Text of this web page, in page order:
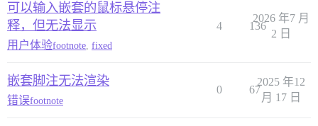
可以输入嵌套的鼠标悬停注
释，但无法显示
用户体验footnote fixed
4 136
2026 年7 月
2 日
嵌套脚注无法渲染
错误footnote
0 67
2025 年12
月 17 日